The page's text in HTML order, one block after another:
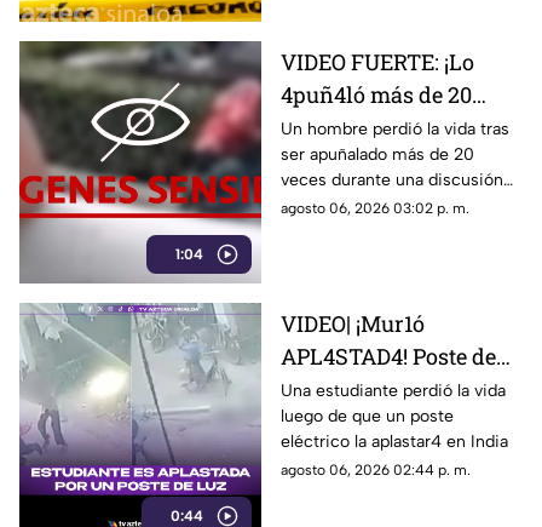
1:04
VIDEO FUERTE: ¡Lo
4puñ4ló más de 20
veces! Hombre es
as3s1n4d0 afuera de un
centro comercial
Un hombre perdió la vida tras
ser apuñalado más de 20
veces durante una discusión
en un centro comercial.
agosto 06, 2026 03:02 p. m.
0:44
VIDEO| ¡Mur1ó
APL4STAD4! Poste de
luz cae sobre
estudiante en plena
calle: esto pasó
Una estudiante perdió la vida
luego de que un poste
eléctrico la aplastar4 en India
agosto 06, 2026 02:44 p. m.